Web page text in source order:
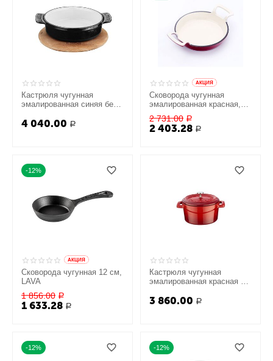
Кастрюля чугунная
эмалированная синяя без
подставке, 17 см, LAVA
4 040.00 Р
AКЦИЯ
Сковорода чугунная
эмалированная красная,
16 см, LAVA
2 731.00 Р
2 403.28 Р
-12%
AКЦИЯ
Сковорода чугунная 12 см,
LAVA
1 856.00 Р
1 633.28 Р
Кастрюля чугунная
эмалированная красная с
3 860.00 Р
-12% -12%